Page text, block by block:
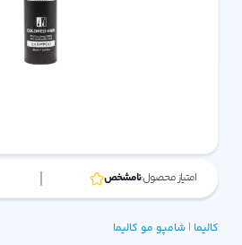
امتیاز محصول:نامشخص
کالیما | شامپو مو کالیما